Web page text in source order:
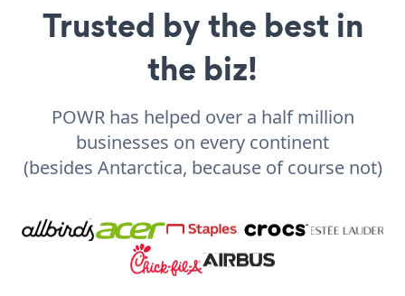
Trusted by the best in
the biz!
POWR has helped over a half million
businesses on every continent
(besides Antarctica, because of course not)